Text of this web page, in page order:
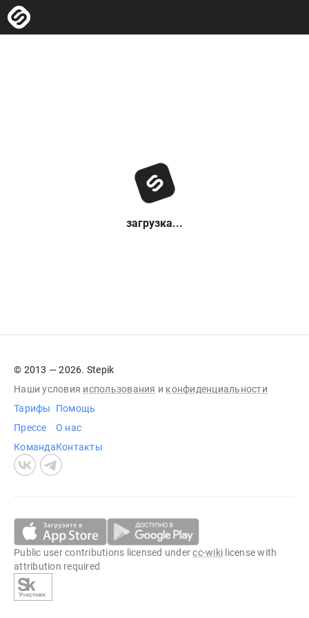
загрузка...
© 2013 — 2026. Stepik
Наши условия использования и конфиденциальности
Тарифы
Прессе
Команда
Помощь
О нас
Контакты
Public user contributions licensed undercc-wiki license with
attribution required